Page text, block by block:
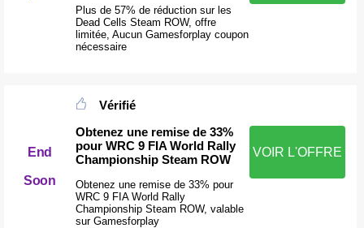
Plus de 57% de réduction sur les
Dead Cells Steam ROW, offre
limitée, Aucun Gamesforplay coupon
nécessaire
End
Soon
Vérifié
Obtenez une remise de 33%
pour WRC 9 FIA World Rally
Championship Steam ROW
Obtenez une remise de 33% pour
WRC 9 FIA World Rally
Championship Steam ROW, valable
sur Gamesforplay
VOIR L'OFFRE